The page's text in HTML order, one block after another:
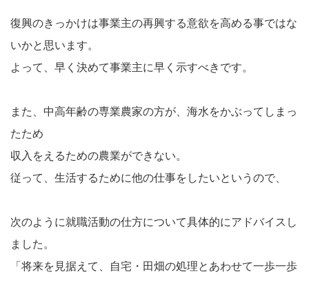
復興のきっかけは事業主の再興する意欲を高める事ではな
いかと思います。
よって、早く決めて事業主に早く示すべきです。
また、中高年齢の専業農家の方が、海水をかぶってしまっ
たため
収入をえるための農業ができない。
従って、生活するために他の仕事をしたいというので、
次のように就職活動の仕方について具体的にアドバイスし
ました。
「将来を見据えて、自宅・田畑の処理とあわせて一歩一歩